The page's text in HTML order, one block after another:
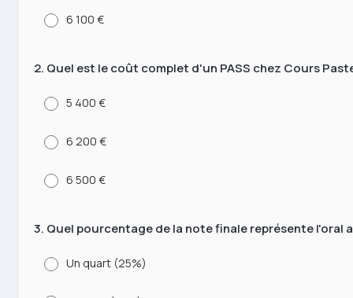
6 100 €
2. Quel est le coût complet d'un PASS chez Cours
5 400 €
6 200 €
6 500 €
3. Quel pourcentage de la note finale représente l'oral
Un quart (25%)